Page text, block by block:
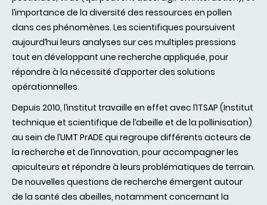
l’importance de la diversité des ressources en pollen
dans ces phénomènes. Les scientifiques poursuivent
aujourd’hui leurs analyses sur ces multiples pressions
tout en développant une recherche appliquée, pour
répondre à la nécessité d’apporter des solutions
opérationnelles.
Depuis 2010, l’institut travaille en effet avec l’ITSAP (Institut
technique et scientifique de l’abeille et de la pollinisation)
au sein de l’UMT PrADE qui regroupe différents acteurs de
la recherche et de l’innovation, pour accompagner les
apiculteurs et répondre à leurs problématiques de terrain.
De nouvelles questions de recherche émergent autour
de la santé des abeilles, notamment concernant la